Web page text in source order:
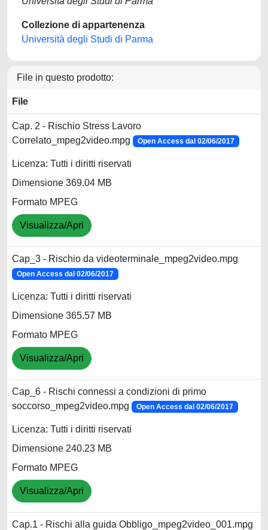
Collezione di appartenenza
Università degli Studi di Parma
File in questo prodotto:
File
Cap. 2 - Rischio Stress Lavoro
Correlato_mpeg2video.mpg
Open Access dal 02/06/2017
Licenza: Tutti i diritti riservati
Dimensione 369.04 MB
Formato MPEG
Visualizza/Apri
Cap_3 - Rischio da videoterminale_mpeg2video.mpg
Open Access dal 02/06/2017
Licenza: Tutti i diritti riservati
Dimensione 365.57 MB
Formato MPEG
Visualizza/Apri
Cap_6 - Rischi connessi a condizioni di primo
soccorso_mpeg2video.mpg
Open Access dal 02/06/2017
Licenza: Tutti i diritti riservati
Dimensione 240.23 MB
Formato MPEG
Visualizza/Apri
Cap.1 - Rischi alla guida Obbligo_mpeg2video_001.mpg